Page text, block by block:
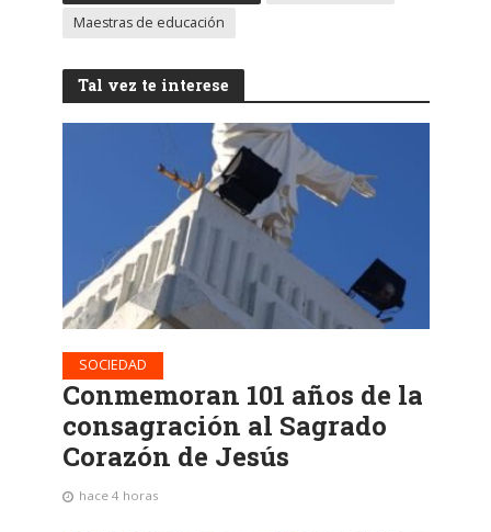
Maestras de educación
Tal vez te interese
SOCIEDAD
Conmemoran 101 años de la
consagración al Sagrado
Corazón de Jesús
hace 4 horas